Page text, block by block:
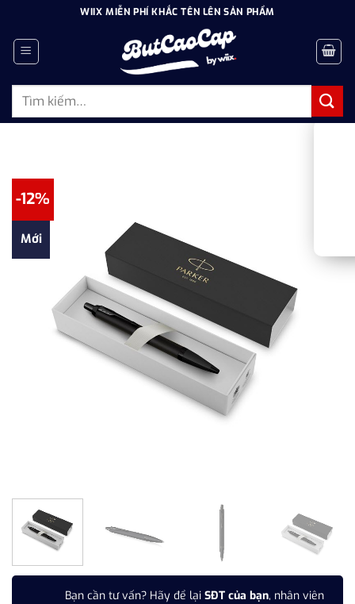
dung
WIIX MIỄN PHÍ KHẮC TÊN LÊN SẢN PHẨM
Tìm
-12%
Mới
Bạn cần tư vấn? Hãy để lại SĐT của bạn, nhân viên